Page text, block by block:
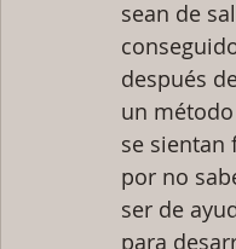
sean de
después
un
se sientan
por no
ser de
para